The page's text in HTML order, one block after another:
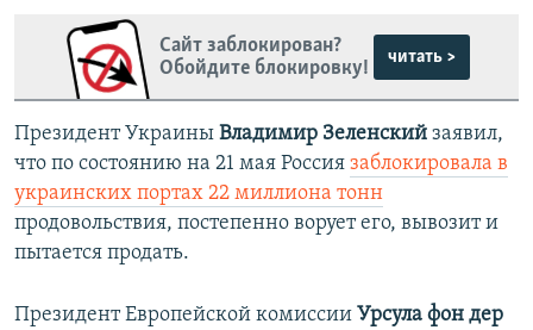
Сайт заблокирован?
Обойдите блокировку!
читать >
Президент Украины Владимир Зеленский заявил,
что по состоянию на 21 мая Россия заблокировала в
украинских портах 22 миллиона тонн
продовольствия, постепенно ворует его, вывозит и
пытается продать.
Президент Европейской комиссии Урсула фон дер